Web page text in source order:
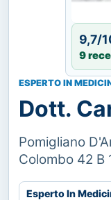
9,7/
9
ESPERTO IN
Dott.
Pomigliano
Colombo 42 B
Esperto In